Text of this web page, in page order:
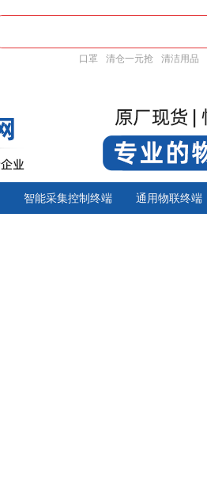
口罩 清仓一元抢 清洁用品
智能采集控制终端 通用物联终端